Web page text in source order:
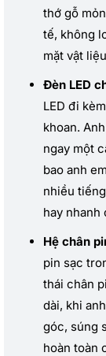
thớ gỗ
tế, không
mặt vật
Đèn LED
LED đi
khoan.
ngay một
bao anh
nhiều
hay nhanh
Hệ chân
pin sạc
thái chân
dài, khi
góc, súng
hoàn toàn